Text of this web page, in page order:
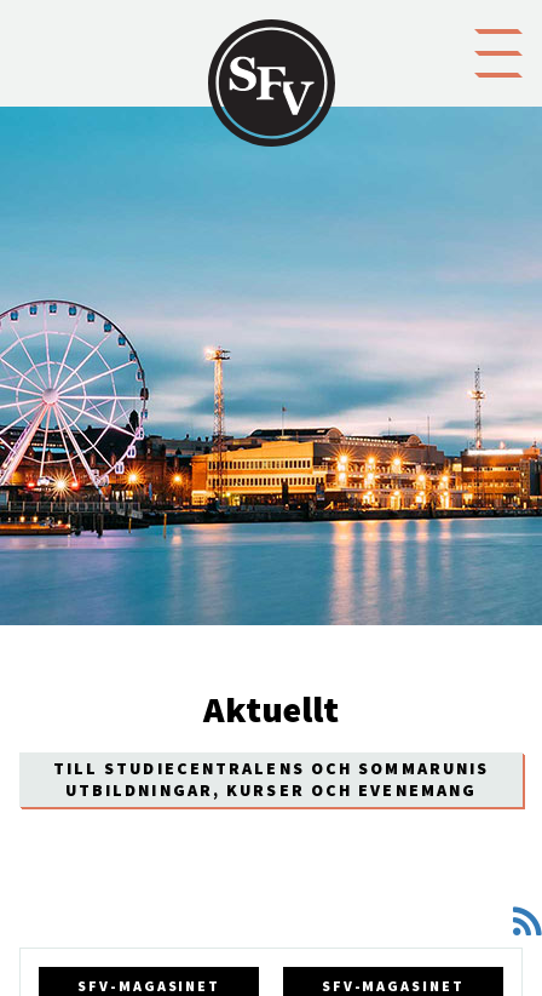
Aktuellt
TILL STUDIECENTRALENS OCH SOMMARUNIS
UTBILDNINGAR, KURSER OCH EVENEMANG
SFV-MAGASINET SFV-MAGASINET